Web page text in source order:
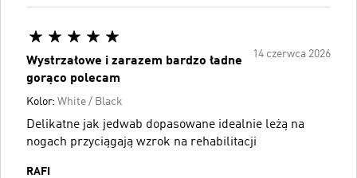
14 czerwca 2026
Wystrzałowe i zarazem bardzo ładne
gorąco polecam
Kolor: White / Black
Delikatne jak jedwab dopasowane idealnie leżą na
nogach przyciągają wzrok na rehabilitacji
RAFI